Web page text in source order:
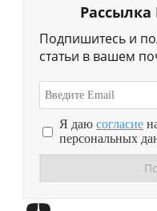
Подпишитесь и
статьи в вашем
Я даю согласие
персональных